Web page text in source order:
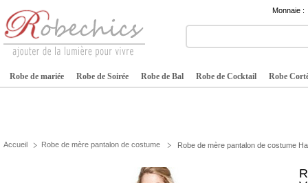
Monnaie :
Robe de mariée Robe de Soirée Robe de Bal Robe de Cocktail Robe
Accueil Robe de mère pantalon de costume Robe de mère pantalon de costume